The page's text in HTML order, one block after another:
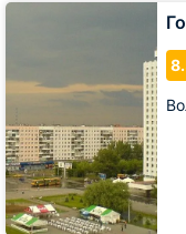
Гостиница